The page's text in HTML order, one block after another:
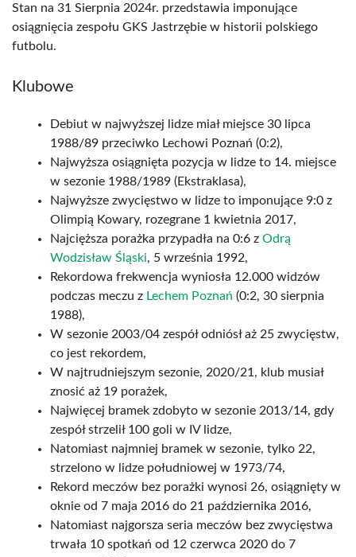
Stan na 31 Sierpnia 2024r. przedstawia imponujące
osiągnięcia zespołu GKS Jastrzębie w historii polskiego
futbolu.
Klubowe
Debiut w najwyższej lidze miał miejsce 30 lipca
1988/89 przeciwko Lechowi Poznań (0:2),
Najwyższa osiągnięta pozycja w lidze to 14. miejsce
w sezonie 1988/1989 (Ekstraklasa),
Najwyższe zwycięstwo w lidze to imponujące 9:0 z
Olimpią Kowary, rozegrane 1 kwietnia 2017,
Najcięższa porażka przypadła na 0:6 z Odrą
Wodzisław Śląski, 5 września 1992,
Rekordowa frekwencja wyniosła 12.000 widzów
podczas meczu z Lechem Poznań (0:2, 30 sierpnia
1988),
W sezonie 2003/04 zespół odniósł aż 25 zwycięstw,
co jest rekordem,
W najtrudniejszym sezonie, 2020/21, klub musiał
znosić aż 19 porażek,
Najwięcej bramek zdobyto w sezonie 2013/14, gdy
zespół strzelił 100 goli w IV lidze,
Natomiast najmniej bramek w sezonie, tylko 22,
strzelono w lidze południowej w 1973/74,
Rekord meczów bez porażki wynosi 26, osiągnięty w
oknie od 7 maja 2016 do 21 października 2016,
Natomiast najgorsza seria meczów bez zwycięstwa
trwała 10 spotkań od 12 czerwca 2020 do 7